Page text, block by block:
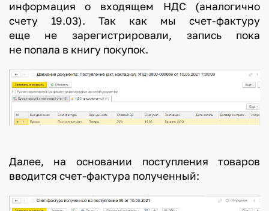
информация о входящем НДС (аналогично
счету 19.03). Так как мы счет-фактуру
еще не зарегистрировали, запись пока
не попала в книгу покупок.
Далее, на основании поступления товаров
вводится счет-фактура полученный: